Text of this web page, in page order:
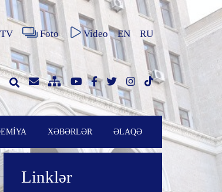
Foto Video EN RU
XƏBƏRLƏR ƏLAQƏ
Linklər